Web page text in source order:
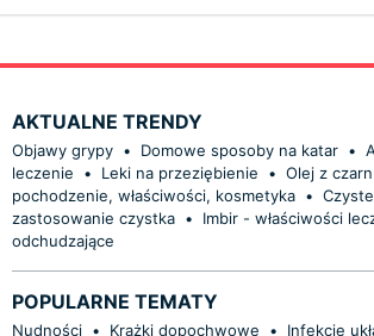
AKTUALNE TRENDY
Objawy grypy • Domowe sposoby na katar •
leczenie
• Leki na przeziębienie • Olej z
pochodzenie, właściwości, kosmetyka •
zastosowanie czystka •
Imbir - właściwości
odchudzające
POPULARNE TEMATY
Nudności • Krążki dopochwowe •
Infekcje